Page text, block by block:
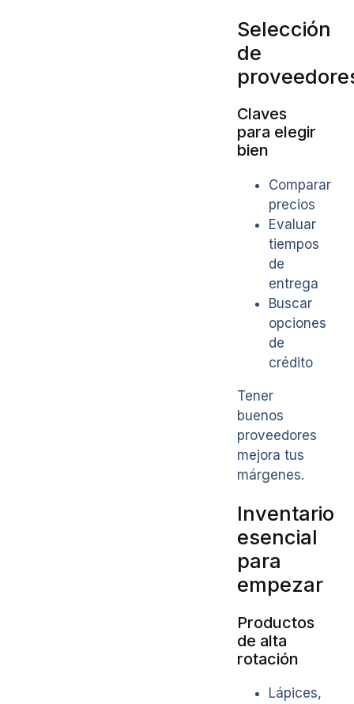
Selección
de
Claves
para elegir
bien
Comparar
precios
Evaluar
tiempos
de
entrega
Buscar
opciones
de
crédito
Tener
buenos
proveedores
mejora tus
márgenes.
Inventario
esencial
para
empezar
Productos
de alta
rotación
Lápices,